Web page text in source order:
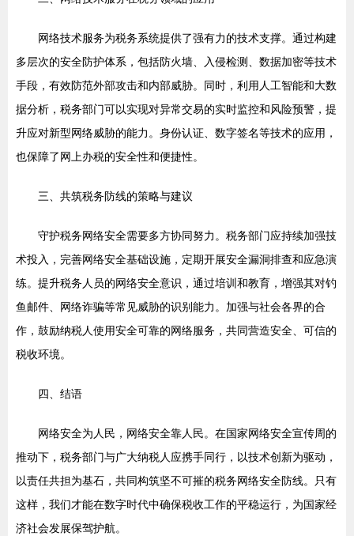
网络技术服务为税务系统提供了强有力的技术支撑。通过构建
多层次的安全防护体系，包括防火墙、入侵检测、数据加密等技术
手段，有效防范外部攻击和内部威胁。同时，利用人工智能和大数
据分析，税务部门可以实现对异常交易的实时监控和风险预警，提
升应对新型网络威胁的能力。身份认证、数字签名等技术的应用，
也保障了网上办税的安全性和便捷性。
三、共筑税务防线的策略与建议
守护税务网络安全需要多方协同努力。税务部门应持续加强技
术投入，完善网络安全基础设施，定期开展安全漏洞排查和应急演
练。提升税务人员的网络安全意识，通过培训和教育，增强其对钓
鱼邮件、网络诈骗等常见威胁的识别能力。加强与社会各界的合
作，鼓励纳税人使用安全可靠的网络服务，共同营造安全、可信的
税收环境。
四、结语
网络安全为人民，网络安全靠人民。在国家网络安全宣传周的
推动下，税务部门与广大纳税人应携手同行，以技术创新为驱动，
以责任共担为基石，共同构筑坚不可摧的税务网络安全防线。只有
这样，我们才能在数字时代中确保税收工作的平稳运行，为国家经
济社会发展保驾护航。